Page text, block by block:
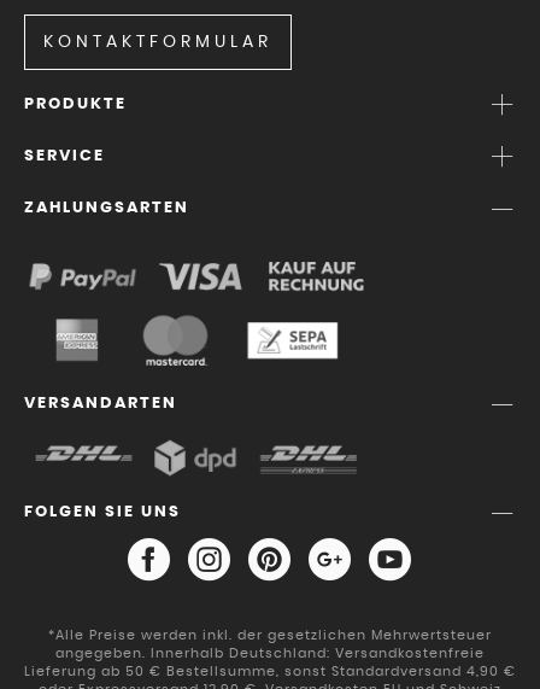
KONTAKTFORMULAR
PRODUKTE
SERVICE
ZAHLUNGSARTEN
VERSANDARTEN
FOLGEN SIE UNS
*Alle Preise werden inkl. der gesetzlichen Mehrwertsteuer
angegeben. Innerhalb Deutschland: Versandkostenfreie
Lieferung ab 50 € Bestellsumme, sonst Standardversand 4,90 €